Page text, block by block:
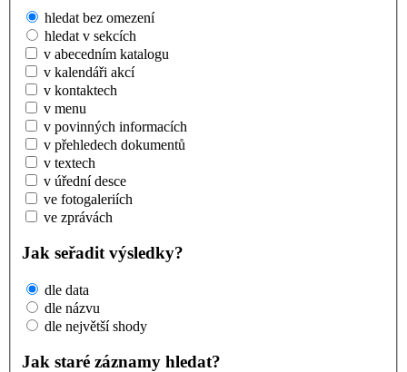
hledat bez omezení
hledat v sekcích
v abecedním katalogu
v kalendáři akcí
v kontaktech
v menu
v povinných informacích
v přehledech dokumentů
v textech
v úřední desce
ve fotogaleriích
ve zprávách
Jak seřadit výsledky?
dle data
dle názvu
dle největší shody
Jak staré záznamy hledat?